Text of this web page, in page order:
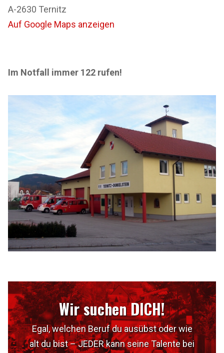
A-2630 Ternitz
Auf Google Maps anzeigen
Im Notfall immer 122 rufen!
Wir suchen DICH!
Egal, welchen Beruf du ausübst oder wie
alt du bist – JEDER kann seine Talente bei